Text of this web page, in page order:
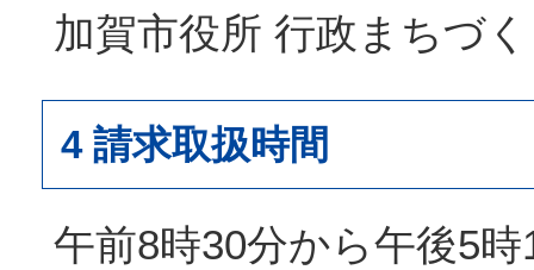
加賀市役所 行政まちづ
4 請求取扱時間
午前8時30分から午後5